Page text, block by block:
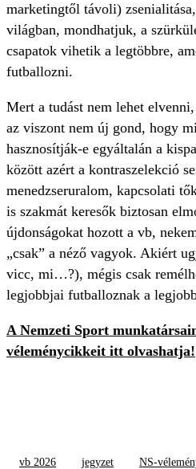
marketingtől távoli)
világban, mondhatjuk, a
csapatok vihetik a legtöbbre,
futballozni.
Mert a tudást nem lehet
az viszont nem új gond, hogy
hasznosítják-e egyáltalán a
között azért a kontraszelekció
menedzseruralom, kapcsolati
is szakmát keresők biztosan
újdonságokat hozott a vb,
„csak” a néző vagyok. Akiért
vicc, mi…?), mégis csak
legjobbjai futballoznak a
A Nemzeti Sport
véleménycikkeit itt olvashatja!
vb 2026 jegyzet NS-